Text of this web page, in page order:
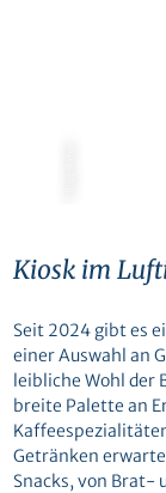
Kiosk im
Seit 2024 gibt es
einer Auswahl an
leibliche Wohl der
breite Palette an
Getränken
Snacks, von Brat-